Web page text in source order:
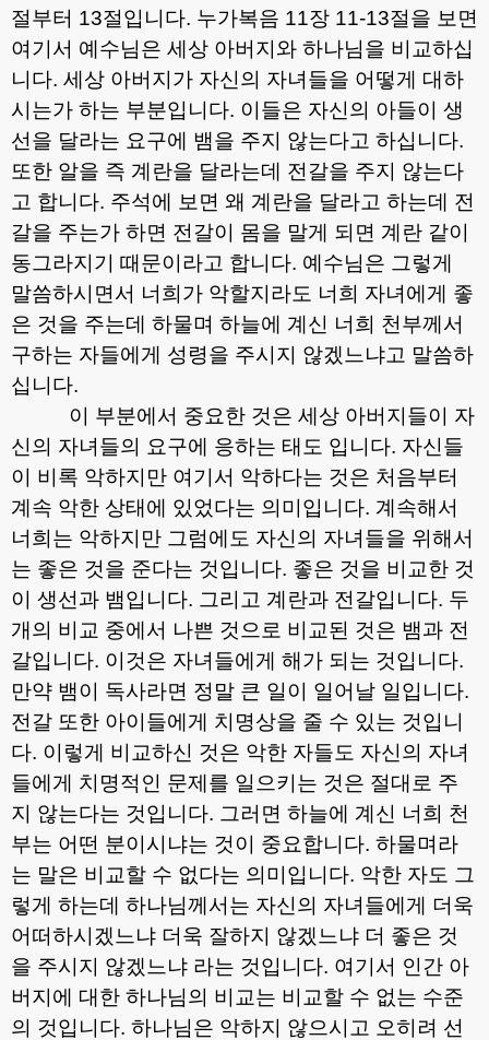
절부터 13절입니다. 누가복음 11장 11-13절을 보면
여기서 예수님은 세상 아버지와 하나님을 비교하십
니다. 세상 아버지가 자신의 자녀들을 어떻게 대하
시는가 하는 부분입니다. 이들은 자신의 아들이 생
선을 달라는 요구에 뱀을 주지 않는다고 하십니다.
또한 알을 즉 계란을 달라는데 전갈을 주지 않는다
고 합니다. 주석에 보면 왜 계란을 달라고 하는데 전
갈을 주는가 하면 전갈이 몸을 말게 되면 계란 같이
동그라지기 때문이라고 합니다. 예수님은 그렇게
말씀하시면서 너희가 악할지라도 너희 자녀에게 좋
은 것을 주는데 하물며 하늘에 계신 너희 천부께서
구하는 자들에게 성령을 주시지 않겠느냐고 말씀하
십니다.
이 부분에서 중요한 것은 세상 아버지들이 자
신의 자녀들의 요구에 응하는 태도 입니다. 자신들
이 비록 악하지만 여기서 악하다는 것은 처음부터
계속 악한 상태에 있었다는 의미입니다. 계속해서
너희는 악하지만 그럼에도 자신의 자녀들을 위해서
는 좋은 것을 준다는 것입니다. 좋은 것을 비교한 것
이 생선과 뱀입니다. 그리고 계란과 전갈입니다. 두
개의 비교 중에서 나쁜 것으로 비교된 것은 뱀과 전
갈입니다. 이것은 자녀들에게 해가 되는 것입니다.
만약 뱀이 독사라면 정말 큰 일이 일어날 일입니다.
전갈 또한 아이들에게 치명상을 줄 수 있는 것입니
다. 이렇게 비교하신 것은 악한 자들도 자신의 자녀
들에게 치명적인 문제를 일으키는 것은 절대로 주
지 않는다는 것입니다. 그러면 하늘에 계신 너희 천
부는 어떤 분이시냐는 것이 중요합니다. 하물며라
는 말은 비교할 수 없다는 의미입니다. 악한 자도 그
렇게 하는데 하나님께서는 자신의 자녀들에게 더욱
어떠하시겠느냐 더욱 잘하지 않겠느냐 더 좋은 것
을 주시지 않겠느냐 라는 것입니다. 여기서 인간 아
버지에 대한 하나님의 비교는 비교할 수 없는 수준
의 것입니다. 하나님은 악하지 않으시고 오히려 선